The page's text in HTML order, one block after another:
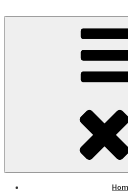
Wo die (Country-) Musik